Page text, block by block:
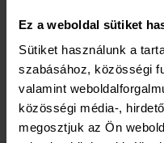
Ez a weboldal sütiket
Sütiket használunk a
szabásához, közösségi
valamint
közösségi média-,
megosztjuk az Ön
szűrni a káros
megjelennének.
Az utólagos
moderálási
tartalmak-